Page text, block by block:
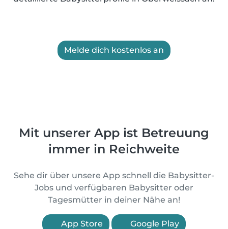
Melde dich kostenlos an
Mit unserer App ist Betreuung
immer in Reichweite
Sehe dir über unsere App schnell die Babysitter-
Jobs und verfügbaren Babysitter oder
Tagesmütter in deiner Nähe an!
App Store Google Play